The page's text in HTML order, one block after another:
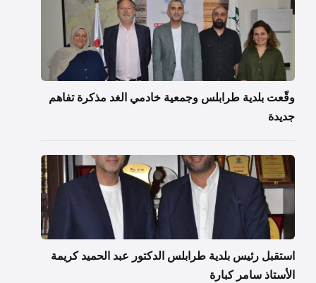
وقّعت بلدية طرابلس وجمعية خادمي الغد مذكرة تفاهم
جديدة
استقبل رئيس بلدية طرابلس الدكتور عبد الحميد كريمة
الأستاذ سامر كبارة